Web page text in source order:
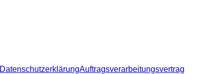
DatenschutzerklärungAuftragsverarbeitungsvertrag